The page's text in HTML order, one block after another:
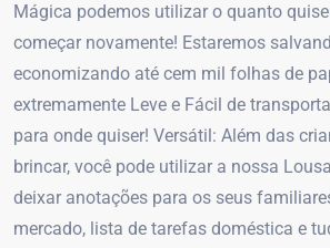
Mágica podemos utilizar o quanto
começar novamente! Estaremos
economizando até cem mil folhas de
extremamente Leve e Fácil de
para onde quiser! Versátil: Além das
brincar, você pode utilizar a nossa
deixar anotações para os seus
mercado, lista de tarefas doméstica e